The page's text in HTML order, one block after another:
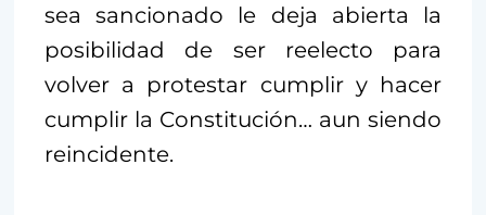
sea sancionado le deja abierta la
posibilidad de ser reelecto para
volver a protestar cumplir y hacer
cumplir la Constitución… aun siendo
reincidente.